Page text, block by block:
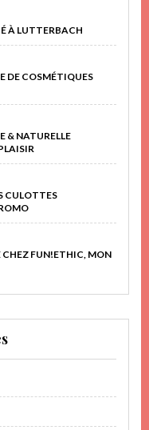
À LUTTERBACH
DE COSMÉTIQUES
& NATURELLE
CULOTTES
CHEZ FUN!ETHIC, MON